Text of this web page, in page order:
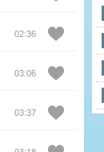
02:36
03:06
03:37